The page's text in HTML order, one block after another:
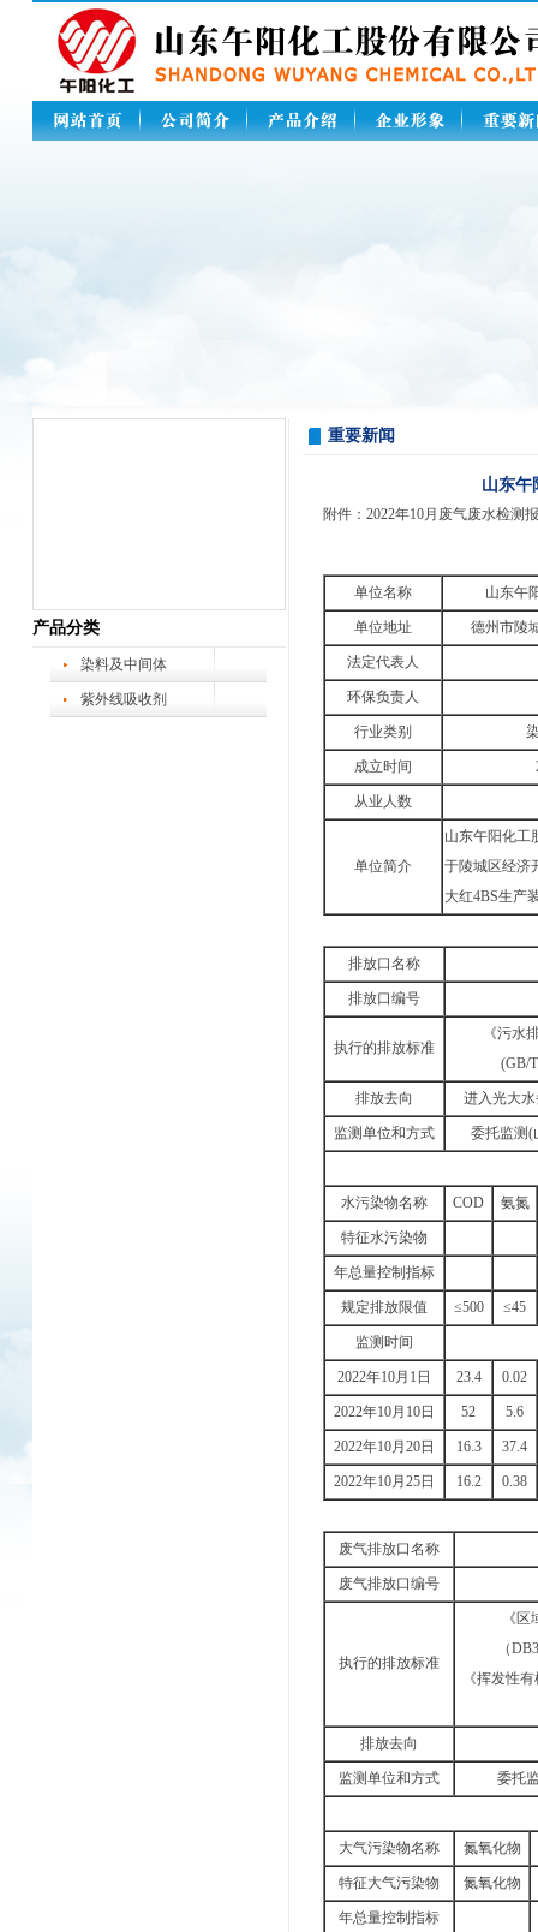
产品分类
染料及中间体
紫外线吸收剂
重要新闻
山东午
附件：2022年10月废气废水检测
单位名称 山东午
单位地址 德州市陵
法定代表人
环保负责人
行业类别
成立时间
从业人数
单位简介
山东午阳化工
于陵城区经济
大红4BS生产
排放口名称
排放口编号
执行的排放标准
《污水
(GB/
排放去向 进入光大
监测单位和方式 委托监测(
水污染物名称 COD 氨氮
特征水污染物
年总量控制指标
规定排放限值 ≤500 ≤45
监测时间
2022年10月1日 23.4 0.02
2022年10月10日 52 5.6
2022年10月20日 16.3 37.4
2022年10月25日 16.2 0.38
废气排放口名称
废气排放口编号
执行的排放标准
《
（
《挥发性
排放去向
监测单位和方式 委托
大气污染物名称 氮氧化物
特征大气污染物 氮氧化物
年总量控制指标